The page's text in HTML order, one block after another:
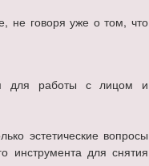
не говоря уже о том, что
для работы с лицом и
эстетические вопросы
инструмента для снятия